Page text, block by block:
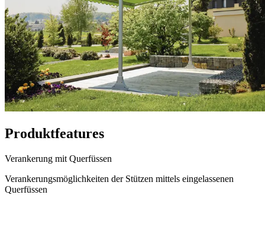
Produktfeatures
Verankerung mit Querfüssen
Verankerungsmöglichkeiten der Stützen mittels eingelassenen
Querfüssen